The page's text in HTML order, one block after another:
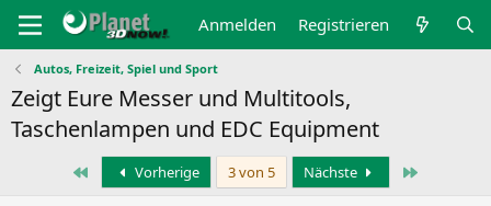
Anmelden Registrieren
Autos, Freizeit, Spiel und Sport
Zeigt Eure Messer und Multitools,
Taschenlampen und EDC Equipment
Erste Vorherige 3 von 5 Nächste